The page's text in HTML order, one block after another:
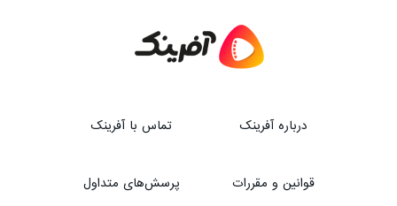
درباره آفرینک تماس با آفرینک
قوانین و مقررات پرسش‌های متداول